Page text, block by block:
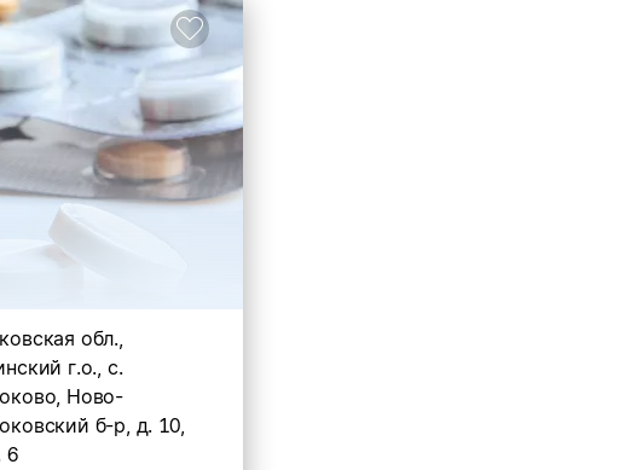
обл.,
г.о., с.
Ново-
б-р, д. 10,
6